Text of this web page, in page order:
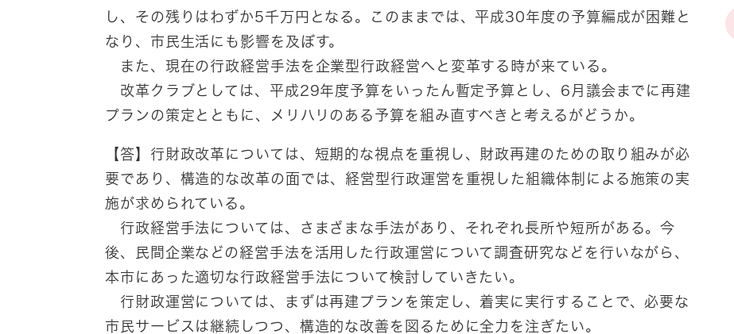
し、その残りはわずか5千万円となる。このままでは、平成30年度の予算編成が困難と
なり、市民生活にも影響を及ぼす。
また、現在の行政経営手法を企業型行政経営へと変革する時が来ている。
改革クラブとしては、平成29年度予算をいったん暫定予算とし、6月議会までに再建
プランの策定とともに、メリハリのある予算を組み直すべきと考えるがどうか。
【答】行財政改革については、短期的な視点を重視し、財政再建のための取り組みが必
要であり、構造的な改革の面では、経営型行政運営を重視した組織体制による施策の実
施が求められている。
行政経営手法については、さまざまな手法があり、それぞれ長所や短所がある。今
後、民間企業などの経営手法を活用した行政運営について調査研究などを行いながら、
本市にあった適切な行政経営手法について検討していきたい。
行財政運営については、まずは再建プランを策定し、着実に実行することで、必要な
市民サービスは継続しつつ、構造的な改善を図るために全力を注ぎたい。